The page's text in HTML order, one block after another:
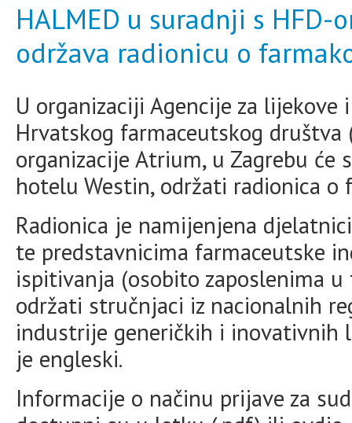
HALMED u suradnji s
održava radionicu o
U organizaciji Agencije za lijekove
Hrvatskog farmaceutskog društva
organizacije Atrium, u Zagrebu će
hotelu Westin, održati radionica o
Radionica je namijenjena
te predstavnicima farmaceutske
ispitivanja (osobito zaposlenima
održati stručnjaci iz nacionalnih
industrije generičkih i inovativnih
je engleski.
Informacije o načinu prijave za